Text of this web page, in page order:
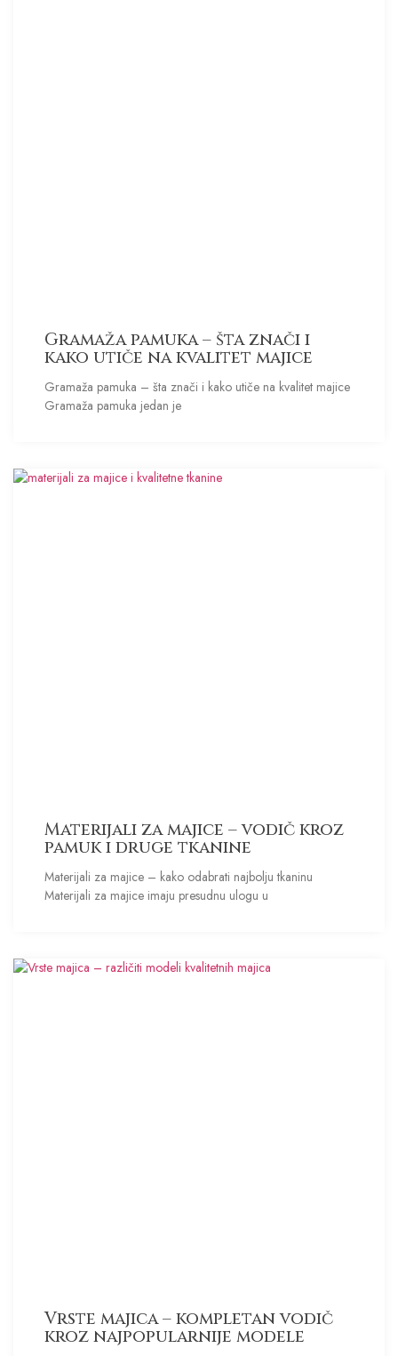
Gramaža pamuka – šta znači i
kako utiče na kvalitet majice
Gramaža pamuka – šta znači i kako utiče na kvalitet majice
Gramaža pamuka jedan je
Materijali za majice – vodič kroz
pamuk i druge tkanine
Materijali za majice – kako odabrati najbolju tkaninu
Materijali za majice imaju presudnu ulogu u
Vrste majica – kompletan vodič
kroz najpopularnije modele